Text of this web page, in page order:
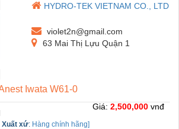
HYDRO-TEK VIETNAM CO., LTD
violet2n@gmail.com
63 Mai Thị Lựu Quận 1
Iwata W61-0
Xuất xứ: Hàng chính hãng]
Giá: 2,500,000 vnđ